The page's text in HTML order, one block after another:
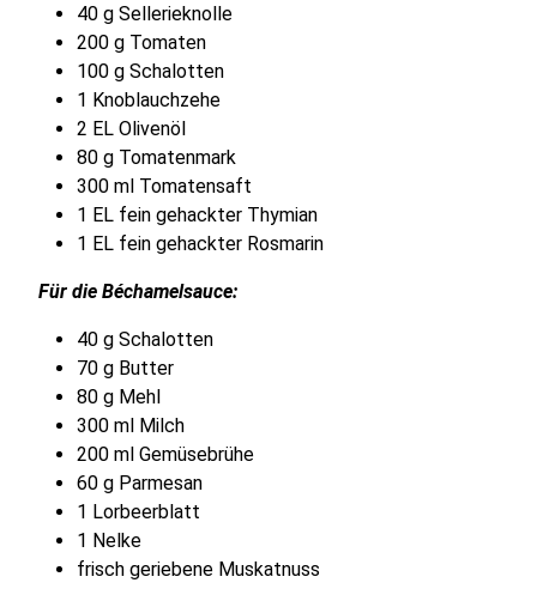
40 g Sellerieknolle
200 g Tomaten
100 g Schalotten
1 Knoblauchzehe
2 EL Olivenöl
80 g Tomatenmark
300 ml Tomatensaft
1 EL fein gehackter Thymian
1 EL fein gehackter Rosmarin
Für die Béchamelsauce:
40 g Schalotten
70 g Butter
80 g Mehl
300 ml Milch
200 ml Gemüsebrühe
60 g Parmesan
1 Lorbeerblatt
1 Nelke
frisch geriebene Muskatnuss